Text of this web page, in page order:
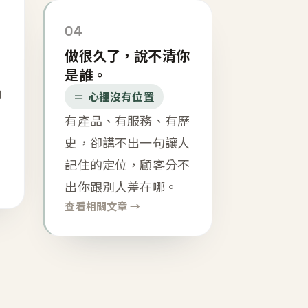
04
做很久了，說不清你
是誰。
＝ 心裡沒有位置
有產品、有服務、有歷
史，卻講不出一句讓人
記住的定位，顧客分不
出你跟別人差在哪。
查看相關文章 →